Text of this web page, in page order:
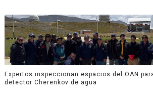
Expertos inspeccionan espacios del OAN
detector Cherenkov de agua